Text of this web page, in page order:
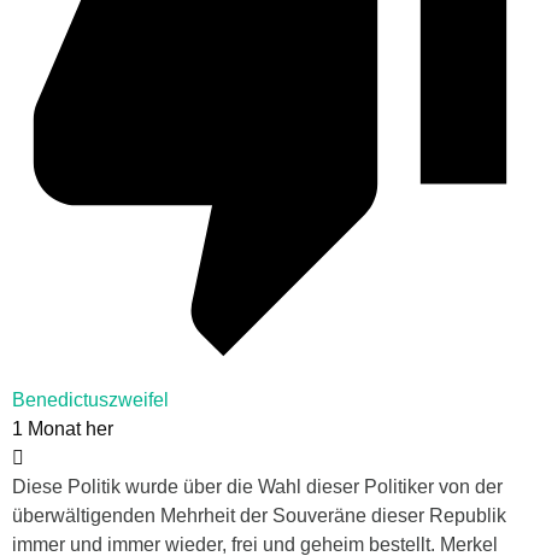
Benedictuszweifel
1 Monat her
Diese Politik wurde über die Wahl dieser Politiker von der
überwältigenden Mehrheit der Souveräne dieser Republik
immer und immer wieder, frei und geheim bestellt. Merkel